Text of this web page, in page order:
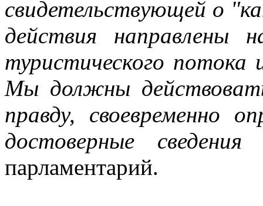
свидетельствующей о
действия направлены
туристического потока
Мы должны
правду, своевременно
достоверные
парламентарий.